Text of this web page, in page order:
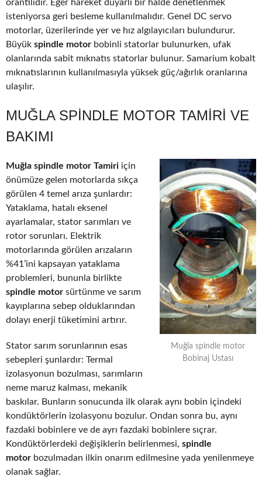
orantılıdır. Eğer hareket duyarlı bir halde denetlenmek
isteniyorsa geri besleme kullanılmalıdır. Genel DC servo
motorlar, üzerilerinde yer ve hız algılayıcıları bulundurur.
Büyük spindle motor bobinli statorlar bulunurken, ufak
olanlarında sabit mıknatıs statorlar bulunur. Samarium kobalt
mıknatıslarının kullanılmasıyla yüksek güç/ağırlık oranlarına
ulaşılır.
MUĞLA SPINDLE MOTOR TAMIRI VE
BAKIMI
Muğla spindle motor
Bobinaj Ustası
Muğla spindle motor Tamiri için
önümüze gelen motorlarda sıkça
görülen 4 temel arıza şunlardır:
Yataklama, hatalı eksenel
ayarlamalar, stator sarımları ve
rotor sorunları. Elektrik
motorlarında görülen arızaların
%41’ini kapsayan yataklama
problemleri, bununla birlikte
spindle motor sürtünme ve sarım
kayıplarına sebep olduklarından
dolayı enerji tüketimini artırır.
Stator sarım sorunlarının esas
sebepleri şunlardır: Termal
izolasyonun bozulması, sarımların
neme maruz kalması, mekanik
baskılar. Bunların sonucunda ilk olarak aynı bobin içindeki
kondüktörlerin izolasyonu bozulur. Ondan sonra bu, aynı
fazdaki bobinlere ve de ayrı fazdaki bobinlere sıçrar.
Kondüktörlerdeki değişiklerin belirlenmesi, spindle
motor bozulmadan ilkin onarım edilmesine yada yenilenmeye
olanak sağlar.